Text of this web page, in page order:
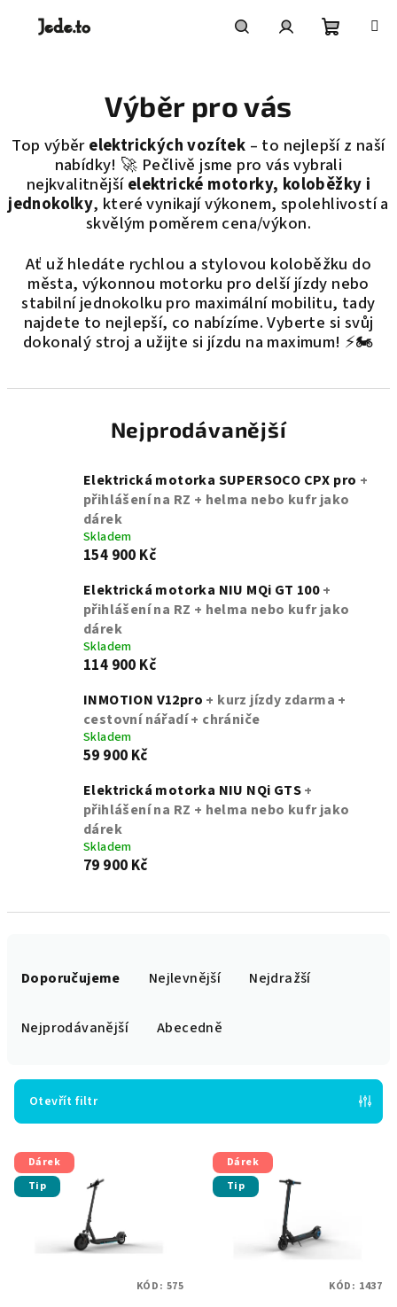
Výběr pro vás
Top výběrelektrických vozítek – to nejlepší z naší
nabídky! 🚀 Pečlivě jsme pro vás vybrali
nejkvalitnějšíelektrické motorky, koloběžky i
jednokolky, které vynikajívýkonem, spolehlivostí a
skvělým poměrem cena/výkon.
Ať už hledáte rychlou a stylovou koloběžku do
města, výkonnou motorku pro delší jízdy nebo
stabilní jednokolku pro maximální mobilitu, tady
najdete to nejlepší, co nabízíme. Vyberte si svůj
dokonalý stroj a užijte si jízdu na maximum! ⚡🏍️
Nejprodávanější
Elektrická motorka SUPERSOCO CPX pro +
přihlášení na RZ + helma nebo kufr jako
dárek
Skladem
154 900 Kč
Elektrická motorka NIU MQi GT 100+
přihlášení na RZ + helma nebo kufr jako
dárek
Skladem
114 900 Kč
INMOTION V12pro + kurz jízdy zdarma +
cestovní nářadí + chrániče
Skladem
59 900 Kč
Elektrická motorka NIU NQi GTS+
přihlášení na RZ + helma nebo kufr jako
dárek
Skladem
79 900 Kč
r
o
d
u
Doporučujeme Nejlevnější Nejdražší
Nejprodávanější Abecedně
Otevřít filtr
V
ý
p
Dárek
Tip
KÓD: 575
Dárek
Tip
KÓD: 1437